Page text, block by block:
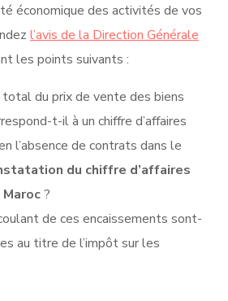
économique des activités de vos
l’avis de la Direction Générale
les points suivants :
total du prix de vente des biens
t-il à un chiffre d’affaires
l’absence de contrats dans le
du chiffre d’affaires
?
de ces encaissements sont-
au titre de l’impôt sur les